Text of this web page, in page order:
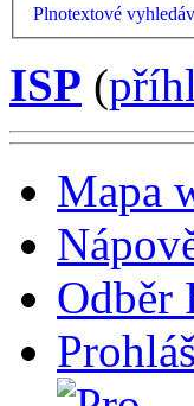
Plnotextové
ISP (
Mapa
Odběr